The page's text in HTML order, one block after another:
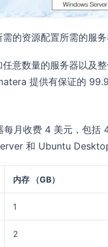
的资源配置所需的服
意数量的服务器以及
提供有保证的
月收费 4 美元，包括
和 Ubuntu
内存 （GB）
1
2